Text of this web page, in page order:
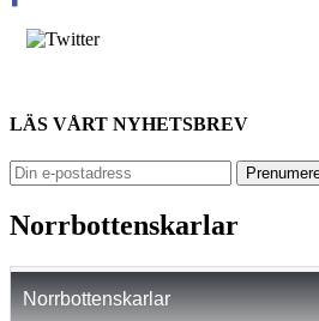
LÄS VÅRT NYHETSBREV
Norrbottenskarlar